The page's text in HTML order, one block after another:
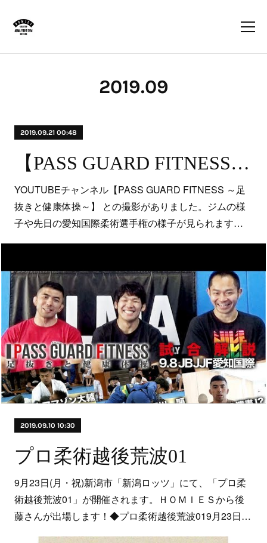
2019.09
2019.09.21 00:48
【PASS GUARD FITNESS ～足抜きと健康体操～】
YOUTUBEチャンネル【PASS GUARD FITNESS ～足
抜きと健康体操～】 との撮影がありました。ジムの様
子や先日の愛知国際柔術選手権の様子が見られます…
2019.09.10 10:30
プロ柔術越後荒波01
9月23日(月・祝)新潟市「新潟ロッツ」にて、「プロ柔
術越後荒波01」が開催されます。ＨＯＭＩＥＳから後
藤さんが出場します！◆プロ柔術越後荒波019月23日…